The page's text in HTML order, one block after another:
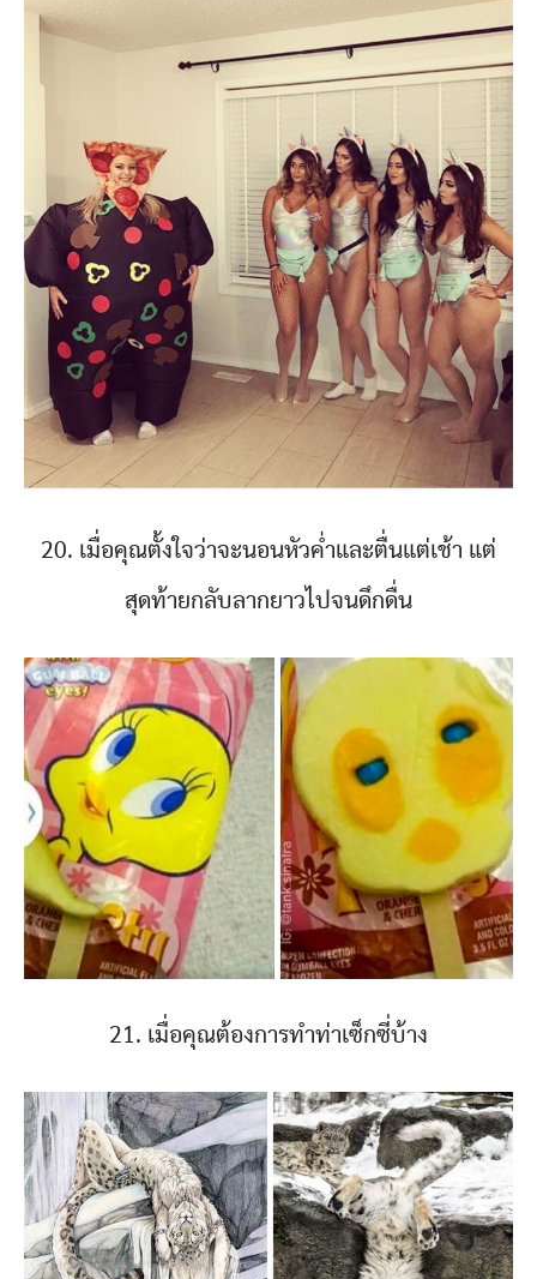
20. เมื่อคุณตั้งใจว่าจะนอนหัวค่ำและตื่นแต่เช้า แต่
สุดท้ายกลับลากยาวไปจนดึกดื่น
21. เมื่อคุณต้องการทำท่าเซ็กซี่บ้าง